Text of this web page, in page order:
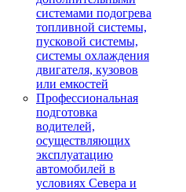
системами подогрева
топливной системы,
пусковой системы,
системы охлаждения
двигателя, кузовов
или емкостей
Профессиональная
подготовка
водителей,
осуществляющих
эксплуатацию
автомобилей в
условиях Севера и